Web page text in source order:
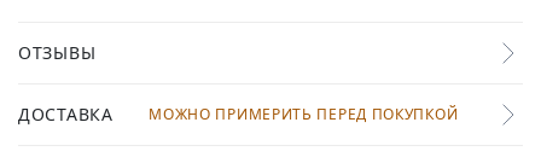
ОТЗЫВЫ
ДОСТАВКА МОЖНО ПРИМЕРИТЬ ПЕРЕД ПОКУПКОЙ